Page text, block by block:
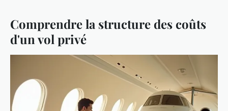
Comprendre la structure des coûts
d'un vol privé